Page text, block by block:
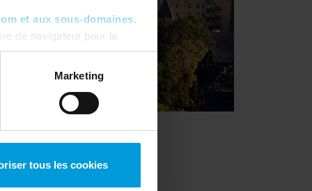
et aux sous-domaines.
de navigateur pour la
pouvez toujoursmodifier
Marketing
tous les cookies